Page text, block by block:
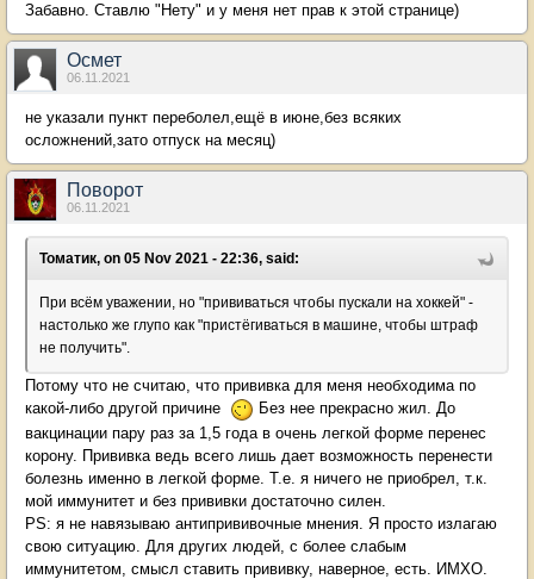
Забавно. Ставлю "Нету" и у меня нет прав к этой странице)
Осмет
06.11.2021
не указали пункт переболел,ещё в июне,без всяких
осложнений,зато отпуск на месяц)
Поворот
06.11.2021
Томатик, on 05 Nov 2021 - 22:36, said:
При всём уважении, но "прививаться чтобы пускали на хоккей" -
настолько же глупо как "пристёгиваться в машине, чтобы штраф
не получить".
Потому что не считаю, что прививка для меня необходима по
какой-либо другой причине
Без нее прекрасно жил. До
вакцинации пару раз за 1,5 года в очень легкой форме перенес
корону. Прививка ведь всего лишь дает возможность перенести
болезнь именно в легкой форме. Т.е. я ничего не приобрел, т.к.
мой иммунитет и без прививки достаточно силен.
PS: я не навязываю антипрививочные мнения. Я просто излагаю
свою ситуацию. Для других людей, с более слабым
иммунитетом, смысл ставить прививку, наверное, есть. ИМХО.